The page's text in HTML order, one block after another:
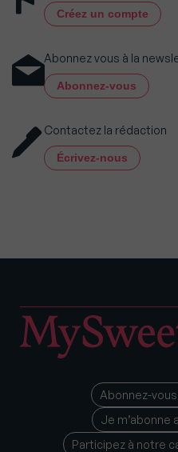
Créez un compte
Abonnez vous à la
Abonnez-vous
Contactez la rédaction
Écrivez-nous
Abonnez-
Je m’abonne
Participez à notre